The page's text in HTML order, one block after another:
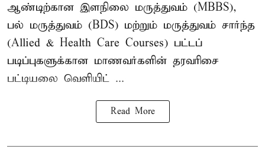
ஆண்டிற்கான இளநிலை மருத்துவம் (MBBS),
பல் மருத்துவம் (BDS) மற்றும் மருத்துவம் சார்ந்த
(Allied & Health Care Courses) பட்டப்
படிப்புகளுக்கான மாணவர்களின் தரவரிசை
பட்டியலை வெளியிட் ...
Read More